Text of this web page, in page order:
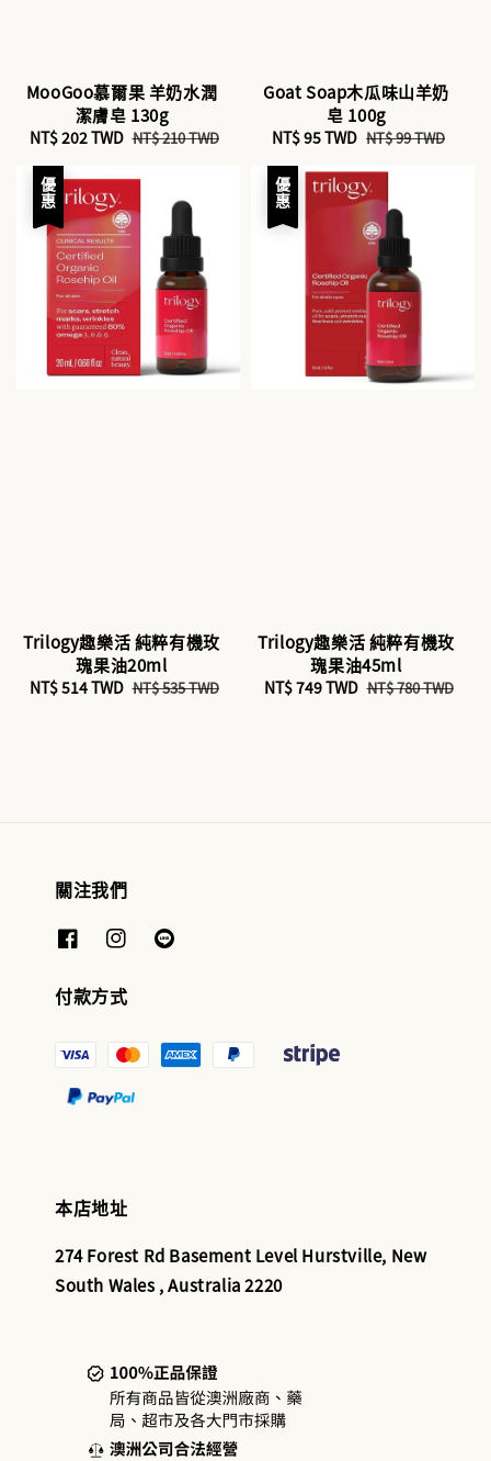
MooGoo慕爾果 羊奶水潤
潔膚皂 130g
Sale
price
NT$ 202 TWD Regular
NT$ 210 TWD
Goat Soap木瓜味山羊奶
皂 100g
Sale
price
NT$ 95 TWD Regular
NT$ 99 TWD
優惠
Trilogy趣樂活 純粹有機玫
瑰果油20ml
Sale
NT$ 514 TWD Regular
NT$ 535 TWD
優惠
Trilogy趣樂活 純粹有機玫
瑰果油45ml
Sale
NT$ 749 TWD Regular
NT$ 780 TWD
關注我們
付款方式
本店地址
274 Forest Rd Basement Level Hurstville, New
South Wales , Australia 2220